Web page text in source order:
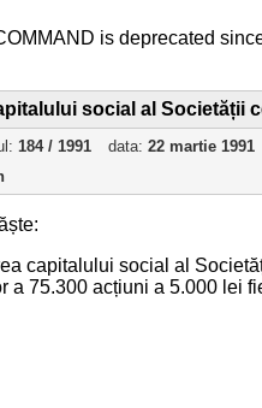
is deprecated
social al Societății
184 / 1991 data: 22 martie 1991
capitalului social al
a 75.300 acțiuni a 5.000 lei